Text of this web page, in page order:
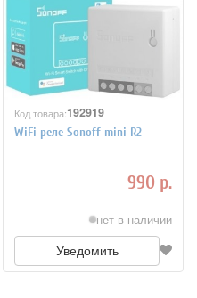
Код товара:192919
WiFi реле Sonoff mini R2
990 р.
нет в наличии
Уведомить